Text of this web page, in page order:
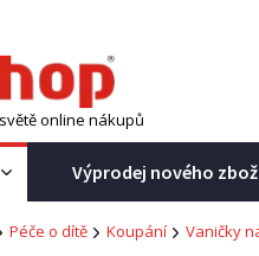
online nákupů
Výprodej nového
Péče o dítě Koupání Vaničky